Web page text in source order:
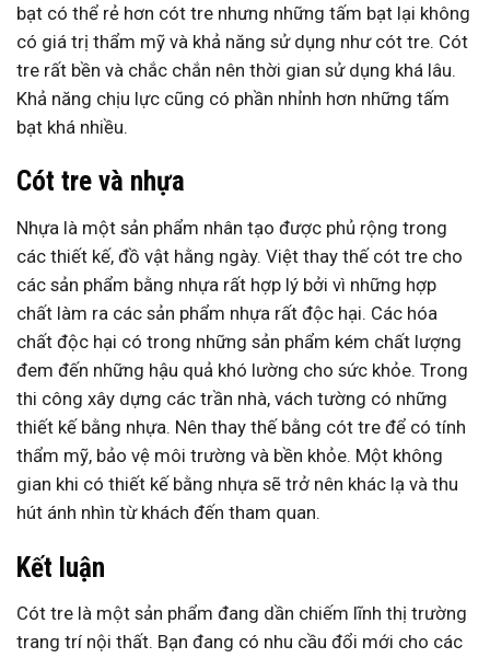
bạt có thể rẻ hơn cót tre nhưng những tấm bạt lại không
có giá trị thẩm mỹ và khả năng sử dụng như cót tre. Cót
tre rất bền và chắc chắn nên thời gian sử dụng khá lâu.
Khả năng chịu lực cũng có phần nhỉnh hơn những tấm
bạt khá nhiều.
Cót tre và nhựa
Nhựa là một sản phẩm nhân tạo được phủ rộng trong
các thiết kế, đồ vật hằng ngày. Việt thay thế cót tre cho
các sản phẩm bằng nhựa rất hợp lý bởi vì những hợp
chất làm ra các sản phẩm nhựa rất độc hại. Các hóa
chất độc hại có trong những sản phẩm kém chất lượng
đem đến những hậu quả khó lường cho sức khỏe. Trong
thi công xây dựng các trần nhà, vách tường có những
thiết kế bằng nhựa. Nên thay thế bằng cót tre để có tính
thẩm mỹ, bảo vệ môi trường và bền khỏe. Một không
gian khi có thiết kế bằng nhựa sẽ trở nên khác lạ và thu
hút ánh nhìn từ khách đến tham quan.
Kết luận
Cót tre là một sản phẩm đang dần chiếm lĩnh thị trường
trang trí nội thất. Bạn đang có nhu cầu đổi mới cho các